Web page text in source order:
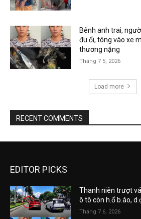
Bênh anh trai,
đu.ổi, tông vào xe
thương nặng
Tháng 7 5, 2026
Load more
RECENT COMMENTS
EDITOR PICKS
Thanh niên trượt
ô tô còn h.ổ b.áo,
Tháng 7 6, 2026